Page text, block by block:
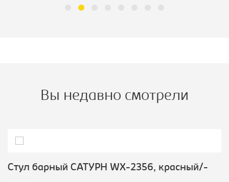
Вы недавно смотрели
Стул барный САТУРН WX-2356, красный/-